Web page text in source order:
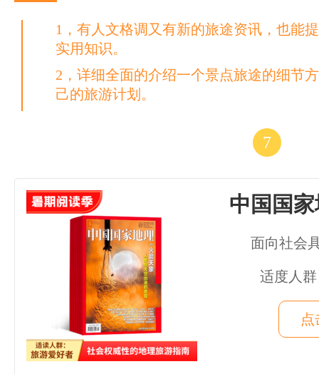
1，有人文格调又有新的旅途资讯，也能
实用知识。
2，详细全面的介绍一个景点旅途的细节
己的旅游计划。
7
中国国
面向社会
适度人